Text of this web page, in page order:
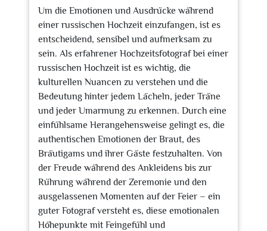
Um die Emotionen und Ausdrücke während
einer russischen Hochzeit einzufangen, ist es
entscheidend, sensibel und aufmerksam zu
sein. Als erfahrener Hochzeitsfotograf bei einer
russischen Hochzeit ist es wichtig, die
kulturellen Nuancen zu verstehen und die
Bedeutung hinter jedem Lächeln, jeder Träne
und jeder Umarmung zu erkennen. Durch eine
einfühlsame Herangehensweise gelingt es, die
authentischen Emotionen der Braut, des
Bräutigams und ihrer Gäste festzuhalten. Von
der Freude während des Ankleidens bis zur
Rührung während der Zeremonie und den
ausgelassenen Momenten auf der Feier – ein
guter Fotograf versteht es, diese emotionalen
Höhepunkte mit Feingefühl und